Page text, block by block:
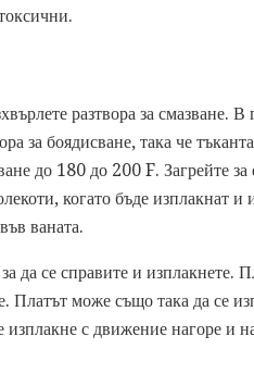
разтвора за смазване.
за боядисване, така че
до 180 до 200 F. Загрейте
когато бъде изплакнат и
ваната.
да се справите и изплакнете.
Платът може също така да се
изплакне с движение нагоре и